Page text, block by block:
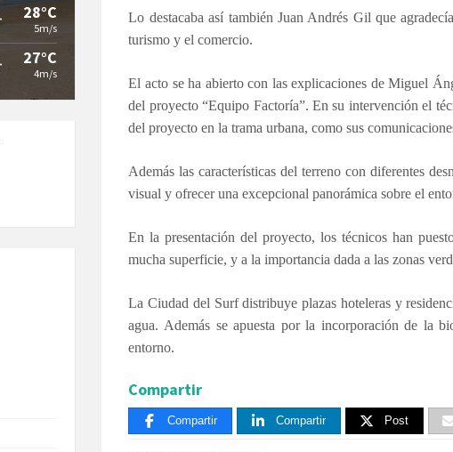
Lo destacaba así también Juan Andrés Gil que
turismo y el comercio.
El acto se ha abierto con las explicaciones de Miguel
del proyecto “Equipo Factoría”. En su intervención el
del proyecto en la trama urbana, como sus
Además las características del terreno con diferentes
visual y ofrecer una excepcional panorámica sobre el
En la presentación del proyecto, los técnicos han
mucha superficie, y a la importancia dada a las zonas
La Ciudad del Surf distribuye plazas hoteleras y
agua. Además se apuesta por la incorporación de la
entorno.
Compartir
Compartir Compartir Post
28°C
5m/s
27°C
4m/s